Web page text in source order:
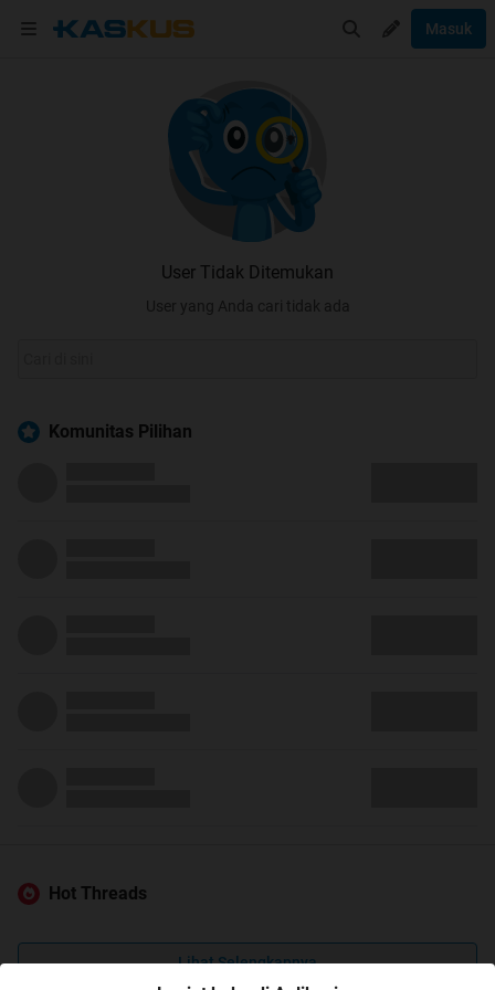
Masuk
User Tidak Ditemukan
User yang Anda cari tidak ada
Komunitas Pilihan
Hot Threads
Lihat Selengkapnya